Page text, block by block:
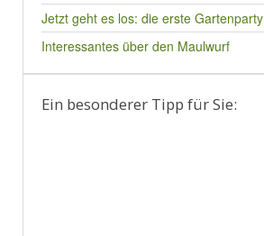
Jetzt geht es los: die erste Gartenparty
Interessantes über den Maulwurf
Ein besonderer Tipp für Sie: